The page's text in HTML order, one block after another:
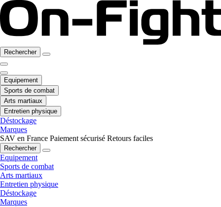
Rechercher
Equipement
Sports de combat
Arts martiaux
Entretien physique
Déstockage
Marques
SAV en France Paiement sécurisé Retours faciles
Rechercher
Equipement
Sports de combat
Arts martiaux
Entretien physique
Déstockage
Marques